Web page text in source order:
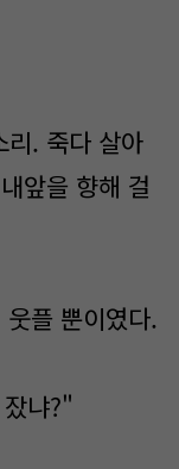
리. 죽다 살아
앞을 향해 걸
플 뿐이였다.
냐?"